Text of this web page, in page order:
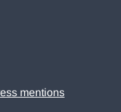
mentions